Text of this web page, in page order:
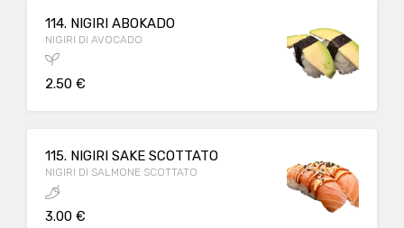
114. NIGIRI ABOKADO
NIGIRI DI AVOCADO
2.50 €
115. NIGIRI SAKE SCOTTATO
NIGIRI DI SALMONE SCOTTATO
3.00 €